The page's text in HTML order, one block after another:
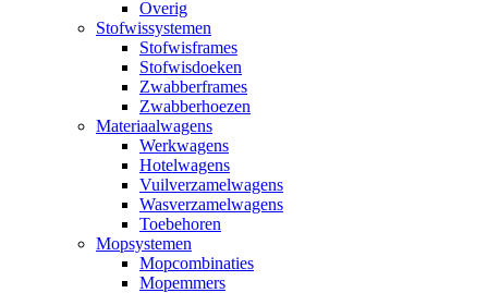
Overig
Stofwissystemen
Stofwisframes
Stofwisdoeken
Zwabberframes
Zwabberhoezen
Materiaalwagens
Werkwagens
Hotelwagens
Vuilverzamelwagens
Wasverzamelwagens
Toebehoren
Mopsystemen
Mopcombinaties
Mopemmers